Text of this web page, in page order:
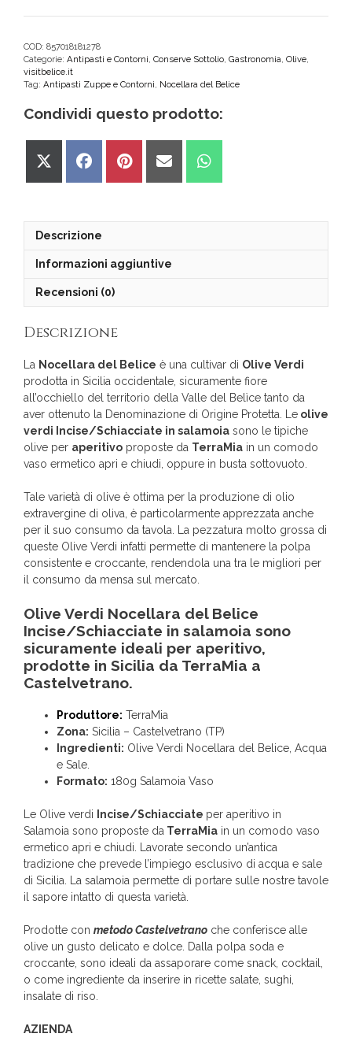
Incise/Schiacciate
180g
Nocellara
Belice
COD: 857018181278
Categorie: Antipasti e Contorni, Conserve Sottolio, Gastronomia, Olive,
visitbelice.it
Tag: Antipasti Zuppe e Contorni, Nocellara del Belice
Condividi questo prodotto:
Share
Share
Share
Share
Share
Descrizione
Informazioni aggiuntive
Recensioni (0)
Descrizione
La Nocellara del Belice è una cultivar di Olive Verdi
prodotta in Sicilia occidentale, sicuramente fiore
all’occhiello del territorio della Valle del Belìce tanto da
aver ottenuto la Denominazione di Origine Protetta. Le olive
verdi Incise/Schiacciate in salamoia sono le tipiche
olive per aperitivo proposte da TerraMia in un comodo
vaso ermetico apri e chiudi, oppure in busta sottovuoto.
Tale varietà di olive è ottima per la produzione di olio
extravergine di oliva, è particolarmente apprezzata anche
per il suo consumo da tavola. La pezzatura molto grossa di
queste Olive Verdi infatti permette di mantenere la polpa
consistente e croccante, rendendola una tra le migliori per
il consumo da mensa sul mercato.
Olive Verdi Nocellara del Belice
Incise/Schiacciate in salamoia sono
sicuramente ideali per aperitivo,
prodotte in Sicilia da TerraMia a
Castelvetrano.
Produttore: TerraMia
Zona: Sicilia – Castelvetrano (TP)
Ingredienti: Olive Verdi Nocellara del Belice, Acqua
e Sale.
Formato: 180g Salamoia Vaso
Le Olive verdi Incise/Schiacciate per aperitivo in
Salamoia sono proposte da TerraMia in un comodo vaso
ermetico apri e chiudi. Lavorate secondo un’antica
tradizione che prevede l’impiego esclusivo di acqua e sale
di Sicilia. La salamoia permette di portare sulle nostre tavole
il sapore intatto di questa varietà.
Prodotte con metodo Castelvetrano che conferisce alle
olive un gusto delicato e dolce. Dalla polpa soda e
croccante, sono ideali da assaporare come snack, cocktail,
o come ingrediente da inserire in ricette salate, sughi,
insalate di riso.
AZIENDA